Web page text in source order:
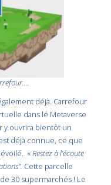
déjà. Carrefour
dans lé Metaverse
y ouvrira bientôt un
déjà connue, ce que
«Restez à l’écoute
Cette parcelle
30 supermarchés ! Le